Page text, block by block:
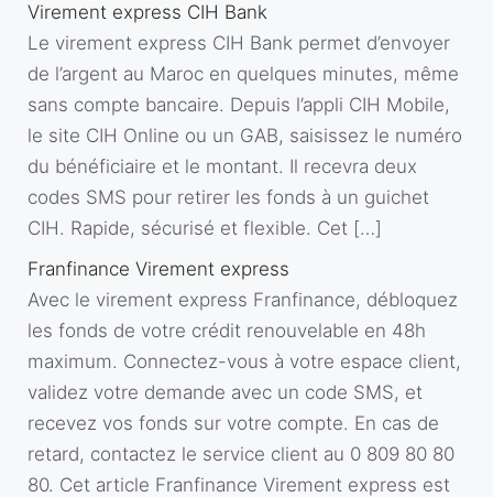
Virement express CIH Bank
Le virement express CIH Bank permet d’envoyer
de l’argent au Maroc en quelques minutes, même
sans compte bancaire. Depuis l’appli CIH Mobile,
le site CIH Online ou un GAB, saisissez le numéro
du bénéficiaire et le montant. Il recevra deux
codes SMS pour retirer les fonds à un guichet
CIH. Rapide, sécurisé et flexible. Cet […]
Franfinance Virement express
Avec le virement express Franfinance, débloquez
les fonds de votre crédit renouvelable en 48h
maximum. Connectez-vous à votre espace client,
validez votre demande avec un code SMS, et
recevez vos fonds sur votre compte. En cas de
retard, contactez le service client au 0 809 80 80
80. Cet article Franfinance Virement express est